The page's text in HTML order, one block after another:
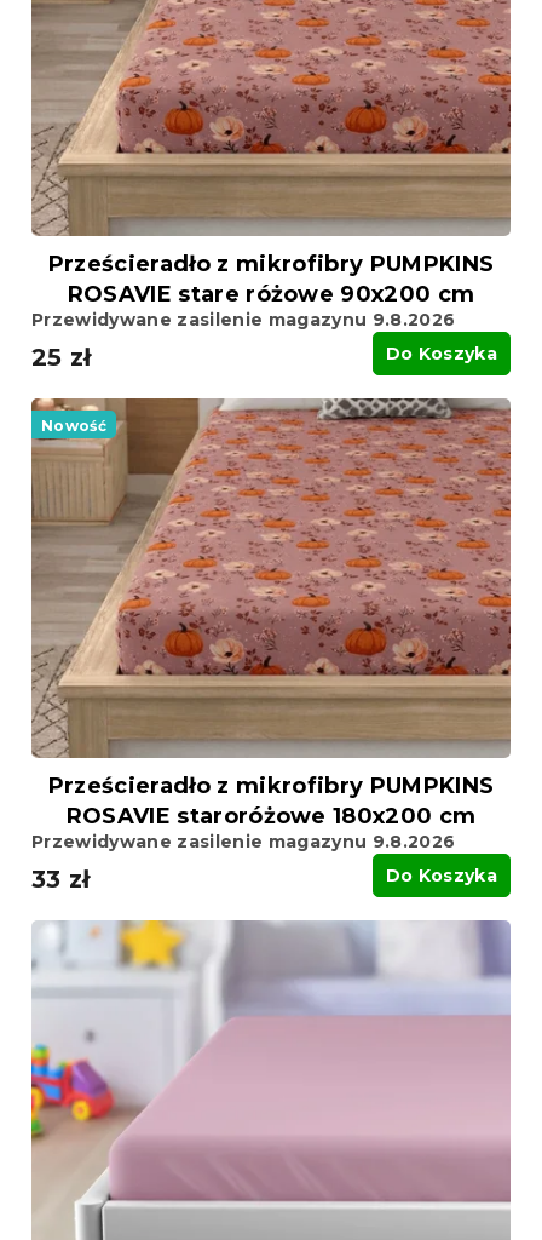
d
k
w
p
o
u
k
ó
w
Prześcieradło z mikrofibry PUMPKINS
ROSAVIE stare różowe 90x200 cm
Przewidywane zasilenie magazynu 9.8.2026
25 zł Do Koszyka
Nowość
Prześcieradło z mikrofibry PUMPKINS
ROSAVIE staroróżowe 180x200 cm
Przewidywane zasilenie magazynu 9.8.2026
33 zł Do Koszyka